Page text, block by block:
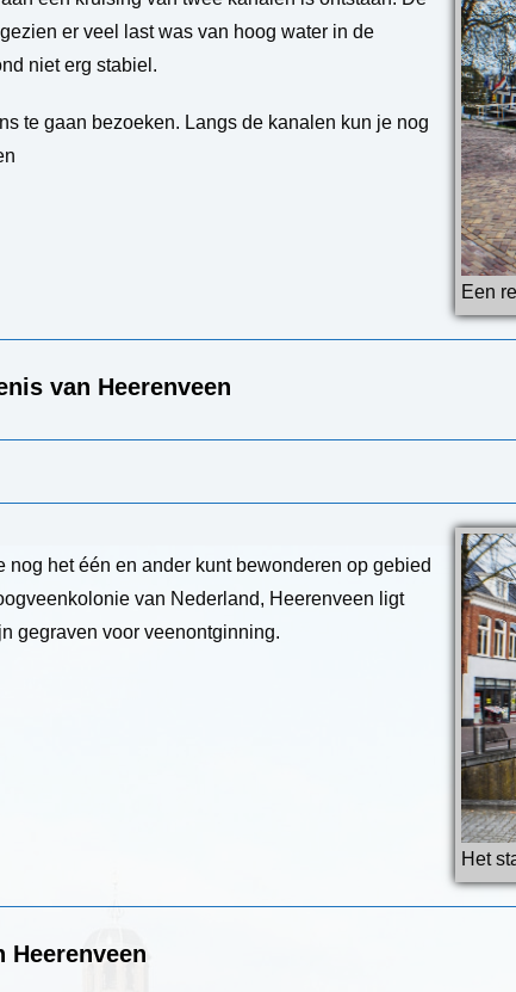
Een
er veel last was van hoog water in de
niet erg stabiel.
te gaan bezoeken. Langs de kanalen kun je nog
van Heerenveen
Het
het één en ander kunt bewonderen op gebied
van Nederland, Heerenveen ligt
gegraven voor veenontginning.
Heerenveen